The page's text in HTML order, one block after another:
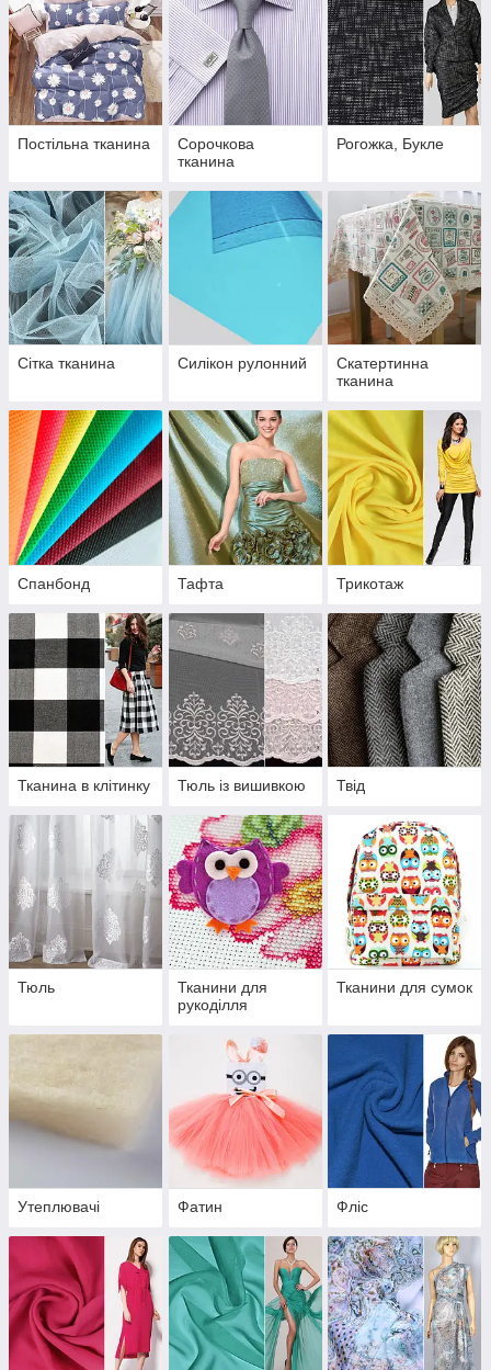
Постільна тканина
Сорочкова
тканина
Рогожка, Букле
Сітка тканина Силікон рулонний
Скатертинна
тканина
Спанбонд Тафта Трикотаж
Тканина в клітинку Тюль із вишивкою Твід
Тюль
Тканини для
рукоділля
Тканини для сумок
Утеплювачі Фатин Фліс